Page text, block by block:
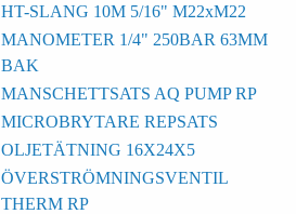
HT-SLANG 10M 5/16" M22xM22
MANOMETER 1/4" 250BAR 63MM
BAK
MANSCHETTSATS AQ PUMP RP
MICROBRYTARE REPSATS
OLJETÄTNING 16X24X5
ÖVERSTRÖMNINGSVENTIL
THERM RP